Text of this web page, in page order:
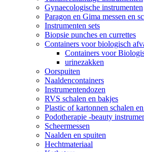
Gynaecologische instrumenten
Paragon en Gima messen en
Instrumenten sets
Biopsie punches en currettes
Containers voor biologisch
Containers voor
urinezakken
Oorspuiten
Naaldencontainers
Instrumentendozen
RVS schalen en bakjes
Plastic of kartonnen schalen
Podotherapie -beauty
Scheermessen
Naalden en spuiten
Hechtmateriaal